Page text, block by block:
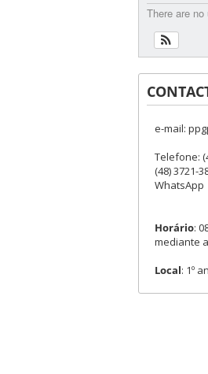
There are
e-mail:
Telefone:
(48) 3721-
WhatsApp
Horário:
mediante
Local: 1º